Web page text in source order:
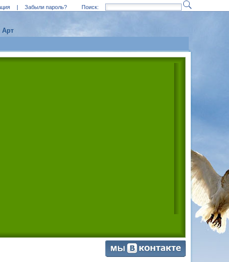
| Забыли пароль? Поиск:
Арт